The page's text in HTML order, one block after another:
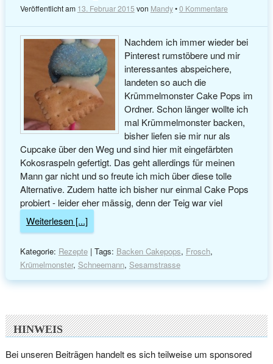
Veröffentlicht am 13. Februar 2015 von Mandy•0 Kommentare
Nachdem ich immer wieder bei
Pinterest rumstöbere und mir
interessantes abspeichere,
landeten so auch die
Krümmelmonster Cake Pops im
Ordner. Schon länger wollte ich
mal Krümmelmonster backen,
bisher liefen sie mir nur als
Cupcake über den Weg und sind hier mit eingefärbten
Kokosraspeln gefertigt. Das geht allerdings für meinen
Mann gar nicht und so freute ich mich über diese tolle
Alternative. Zudem hatte ich bisher nur einmal Cake Pops
probiert - leider eher mässig, denn der Teig war viel
Weiterlesen [...]
Kategorie: Rezepte| Tags: Backen Cakepops, Frosch,
Krümelmonster, Schneemann, Sesamstrasse
HINWEIS
Bei unseren Beiträgen handelt es sich teilweise um sponsored